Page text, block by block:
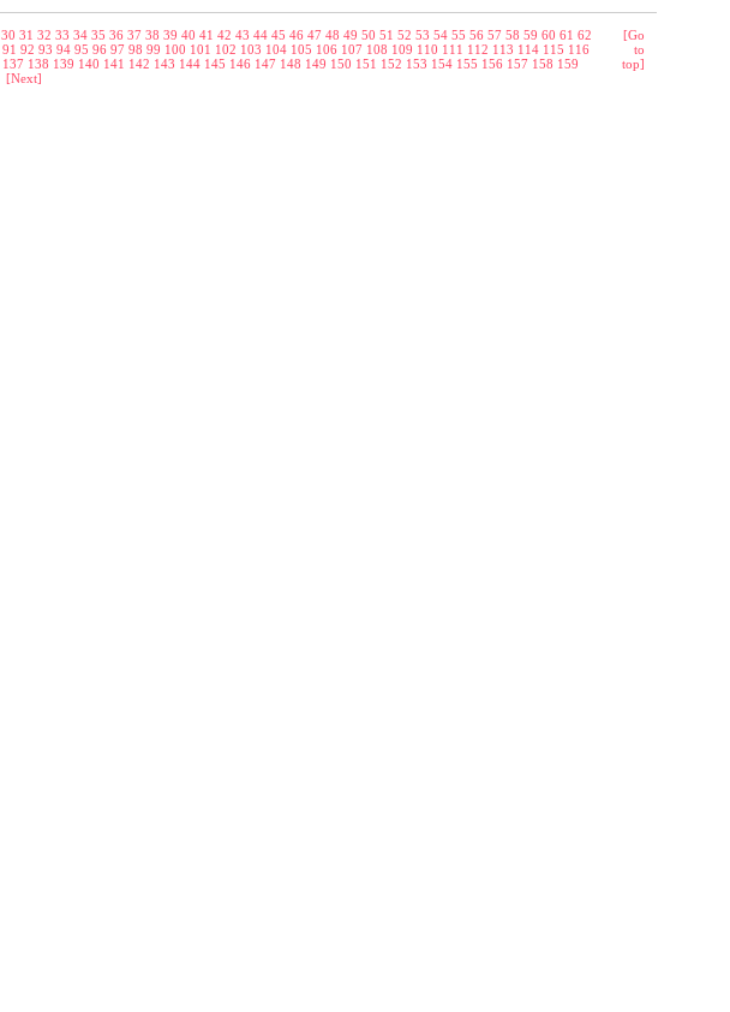
30 31 32 33 34 35 36 37 38 39 40 41 42 43 44 45 46 47 48 49 50 51 52 53 54 55 56 57 58 59 60 61 62
91 92 93 94 95 96 97 98 99 100 101 102 103 104 105 106 107 108 109 110 111 112 113 114 115 116
137 138 139 140 141 142 143 144 145 146 147 148 149 150 151 152 153 154 155 156 157 158 159
[Next]
[Go
to
top]